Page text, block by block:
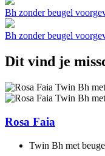
Bh zonder beugel
Bh zonder beugel
Dit vind je
Rosa Faia
Twin Bh met